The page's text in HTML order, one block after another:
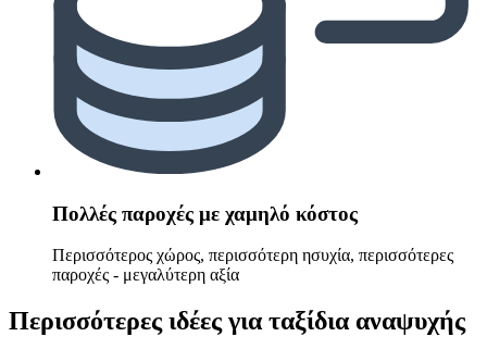
Πολλές παροχές με χαμηλό κόστος
Περισσότερος χώρος, περισσότερη ησυχία, περισσότερες
παροχές - μεγαλύτερη αξία
Περισσότερες ιδέες για ταξίδια αναψυχής